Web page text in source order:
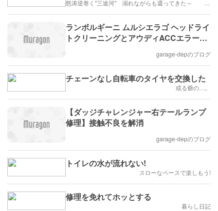
ランボルギーニ ムルシエラゴ ヘッドライ
トクリーニングとアウディACCエラー点
garage-depのブログ
チェーンなし自転車のタイヤを交換した
或る爺の…。
【ダッジチャレンジャー右テールランプ
修理】接触不良を解消
garage-depのブログ
トイレの水が流れない!
スローなペースで楽しもう!
修理を免れてホッとする
暮らし日記